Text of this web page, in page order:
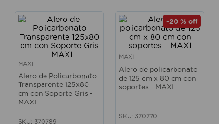
MAXI
Alero de Policarbonato
Transparente 125x80
cm con Soporte Gris -
MAXI
SKU: 370789
-20 % off
MAXI
Alero de policarbonato
de 125 cm x 80 cm con
soportes - MAXI
SKU: 370770